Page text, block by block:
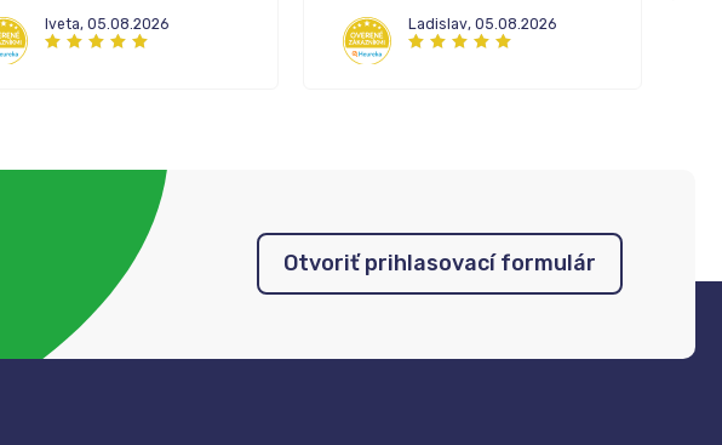
Iveta, 05.08.2026
Ladislav, 05.08.2026
Otvoriť prihlasovací formulár